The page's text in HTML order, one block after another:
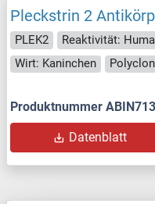
Pleckstrin 2
PLEK2 Reaktivität:
Wirt: Kaninchen
Produktnummer
Datenblatt